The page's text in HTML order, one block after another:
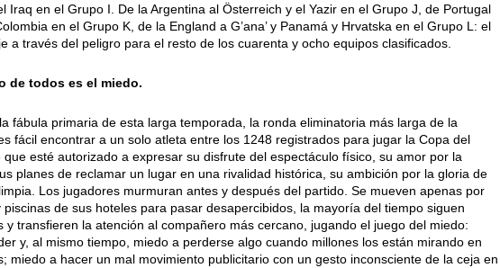
Iraq en el Grupo I. De la Argentina al Österreich y el Yazir en el Grupo J, de Portugal
en el Grupo K, de la England a G’ana’ y Panamá y Hrvatska en el Grupo L: el
a través del peligro para el resto de los cuarenta y ocho equipos clasificados.
de todos es el miedo.
fábula primaria de esta larga temporada, la ronda eliminatoria más larga de la
fácil encontrar a un solo atleta entre los 1248 registrados para jugar la Copa del
que esté autorizado a expresar su disfrute del espectáculo físico, su amor por la
planes de reclamar un lugar en una rivalidad histórica, su ambición por la gloria de
Los jugadores murmuran antes y después del partido. Se mueven apenas por
piscinas de sus hoteles para pasar desapercibidos, la mayoría del tiempo siguen
y transfieren la atención al compañero más cercano, jugando el juego del miedo:
y, al mismo tiempo, miedo a perderse algo cuando millones los están mirando en
miedo a hacer un mal movimiento publicitario con un gesto inconsciente de la ceja en